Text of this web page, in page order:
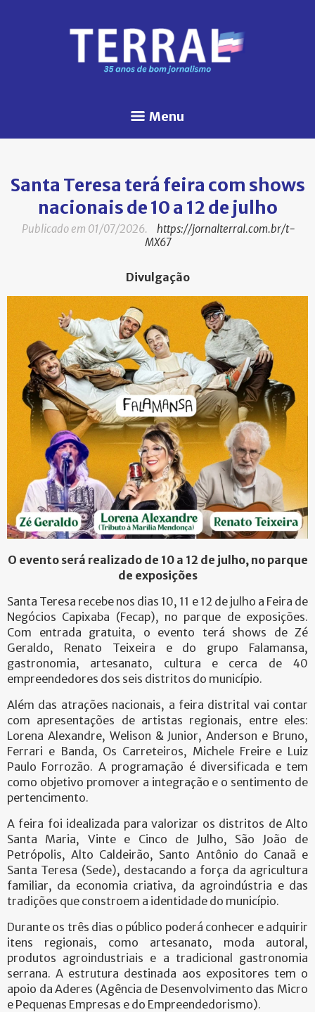
Menu
Santa Teresa terá feira com shows
nacionais de 10 a 12 de julho
Publicado em 01/07/2026.
https://jornalterral.com.br/t-
MX67
Divulgação
O evento será realizado de 10 a 12 de julho, no parque
de exposições
Santa Teresa recebe nos dias 10, 11 e 12 de julho a Feira de
Negócios Capixaba (Fecap), no parque de exposições.
Com entrada gratuita, o evento terá shows de Zé
Geraldo, Renato Teixeira e do grupo Falamansa,
gastronomia, artesanato, cultura e cerca de 40
empreendedores dos seis distritos do município.
Além das atrações nacionais, a feira distrital vai contar
com apresentações de artistas regionais, entre eles:
Lorena Alexandre, Welison & Junior, Anderson e Bruno,
Ferrari e Banda, Os Carreteiros, Michele Freire e Luiz
Paulo Forrozão. A programação é diversificada e tem
como objetivo promover a integração e o sentimento de
pertencimento.
A feira foi idealizada para valorizar os distritos de Alto
Santa Maria, Vinte e Cinco de Julho, São João de
Petrópolis, Alto Caldeirão, Santo Antônio do Canaã e
Santa Teresa (Sede), destacando a força da agricultura
familiar, da economia criativa, da agroindústria e das
tradições que constroem a identidade do município.
Durante os três dias o público poderá conhecer e adquirir
itens regionais, como artesanato, moda autoral,
produtos agroindustriais e a tradicional gastronomia
serrana. A estrutura destinada aos expositores tem o
apoio da Aderes (Agência de Desenvolvimento das Micro
e Pequenas Empresas e do Empreendedorismo).